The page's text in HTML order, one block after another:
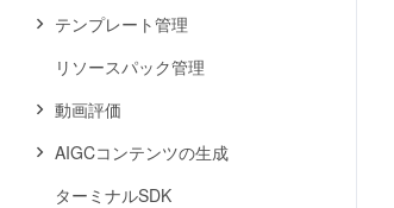
テンプレート管理
リソースパック管理
動画評価
AIGCコンテンツの生成
ターミナルSDK